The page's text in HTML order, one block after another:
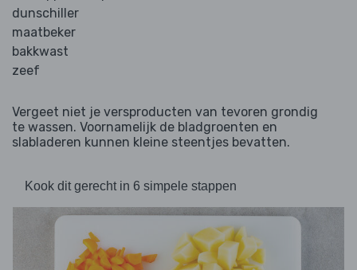
dunschiller
maatbeker
bakkwast
zeef
Vergeet niet je versproducten van tevoren grondig
te wassen. Voornamelijk de bladgroenten en
slabladeren kunnen kleine steentjes bevatten.
Kook dit gerecht in 6 simpele stappen